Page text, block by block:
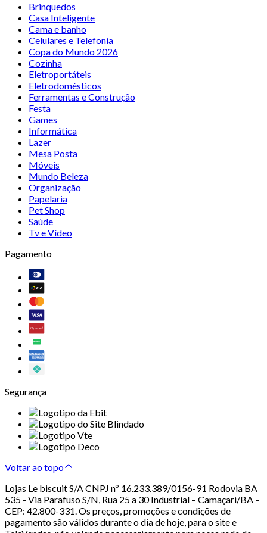
Brinquedos
Casa Inteligente
Cama e banho
Celulares e Telefonia
Copa do Mundo 2026
Cozinha
Eletroportáteis
Eletrodomésticos
Ferramentas e Construção
Festa
Games
Informática
Lazer
Mesa Posta
Móveis
Mundo Beleza
Organização
Papelaria
Pet Shop
Saúde
Tv e Vídeo
Pagamento
Segurança
Voltar ao topo
Lojas Le biscuit S/A CNPJ nº 16.233.389/0156-91 Rodovia BA
535 - Via Parafuso S/N, Rua 25 a 30 Industrial – Camaçari/BA –
CEP: 42.800-331. Os preços, promoções e condições de
pagamento são válidos durante o dia de hoje, para o site e